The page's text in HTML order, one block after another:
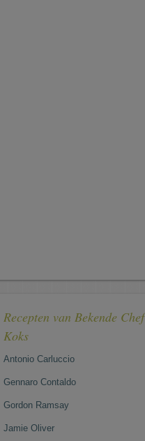
Recepten van Bekende Chef
Koks
Antonio Carluccio
Gennaro Contaldo
Gordon Ramsay
Jamie Oliver